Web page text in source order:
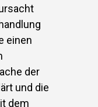
einen
der
und die
dem